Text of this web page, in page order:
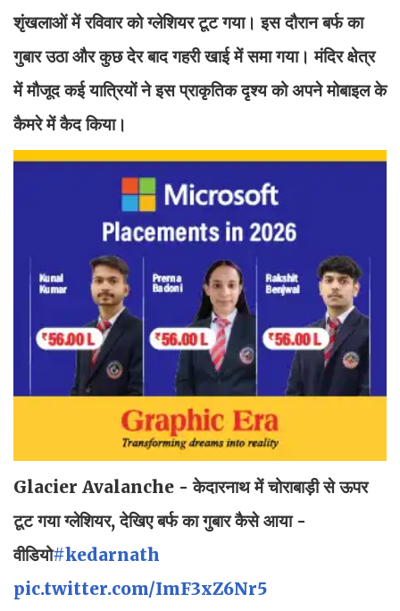
शृंखलाओं में रविवार को ग्लेशियर टूट गया। इस दौरान बर्फ का
गुबार उठा और कुछ देर बाद गहरी खाई में समा गया। मंदिर क्षेत्र
में मौजूद कई यात्रियों ने इस प्राकृतिक दृश्य को अपने मोबाइल के
कैमरे में कैद किया।
Glacier Avalanche - केदारनाथ में चोराबाड़ी से ऊपर
टूट गया ग्लेशियर, देखिए बर्फ का गुबार कैसे आया -
वीडियो#kedarnath
pic.twitter.com/ImF3xZ6Nr5